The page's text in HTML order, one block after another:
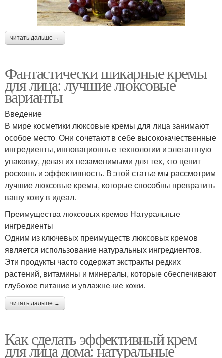
читать дальше →
Фантастически шикарные кремы
для лица: лучшие люксовые
варианты
Введение
В мире косметики люксовые кремы для лица занимают
особое место. Они сочетают в себе высококачественные
ингредиенты, инновационные технологии и элегантную
упаковку, делая их незаменимыми для тех, кто ценит
роскошь и эффективность. В этой статье мы рассмотрим
лучшие люксовые кремы, которые способны превратить
вашу кожу в идеал.
Преимущества люксовых кремов Натуральные
ингредиенты
Одним из ключевых преимуществ люксовых кремов
является использование натуральных ингредиентов.
Эти продукты часто содержат экстракты редких
растений, витамины и минералы, которые обеспечивают
глубокое питание и увлажнение кожи.
читать дальше →
Как сделать эффективный крем
для лица дома: натуральные